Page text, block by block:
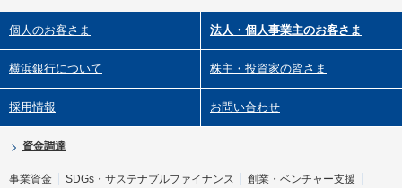
個人のお客さま 法人・個人事業主のお客さま
横浜銀行について 株主・投資家の皆さま
採用情報 お問い合わせ
資金調達
事業資金 SDGs・サステナブルファイナンス 創業・ベンチャー支援